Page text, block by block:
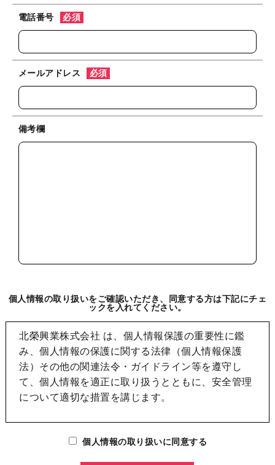
電話番号 必須
メールアドレス 必須
備考欄
個人情報の取り扱いをご確認いただき、同意する方は下記にチェ
ックを入れてください。
北榮興業株式会社 は、個人情報保護の重要性に鑑
み、個人情報の保護に関する法律（個人情報保護
法）その他の関連法令・ガイドライン等を遵守し
て、個人情報を適正に取り扱うとともに、安全管理
について適切な措置を講じます。
行われるよう、従業者への教育・指導を底し、適正
個人情報の取り扱いに同意する